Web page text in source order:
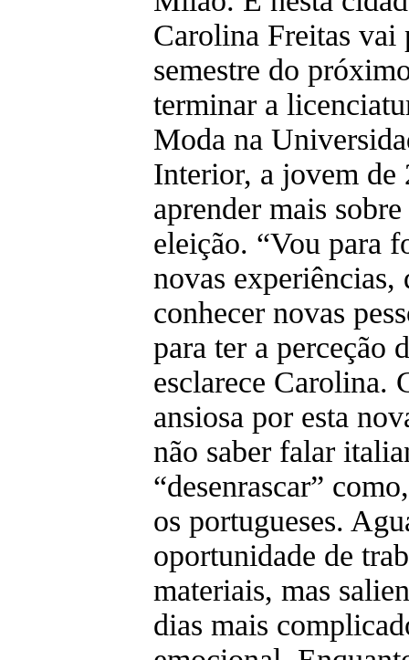
Carolina Freitas vai
semestre do
terminar a
Moda na
Interior, a jovem de
aprender mais
eleição. “Vou para
novas experiências,
conhecer novas
para ter a perceção
esclarece Carolina.
ansiosa por esta
não saber falar
“desenrascar”
os portugueses.
oportunidade de
materiais, mas
dias mais